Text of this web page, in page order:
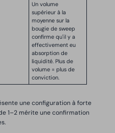
Un volume
supérieur à la
moyenne sur la
bougie de sweep
confirme qu'il y a
effectivement eu
absorption de
liquidité. Plus de
volume = plus de
conviction.
une configuration à forte
1–2 mérite une confirmation